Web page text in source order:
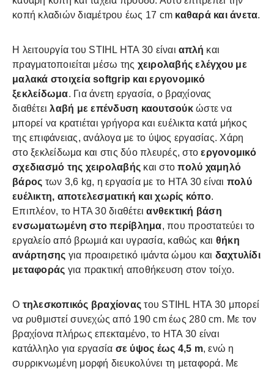
κοπή κλαδιών διαμέτρου έως 17 cm καθαρά και άνετα.
Η λειτουργία του STIHL HTA 30 είναι απλή και
πραγματοποιείται μέσω της χειρολαβής ελέγχου με
μαλακά στοιχεία softgrip και εργονομικό
ξεκλείδωμα. Για άνετη εργασία, ο βραχίονας
διαθέτει λαβή με επένδυση καουτσούκ ώστε να
μπορεί να κρατιέται γρήγορα και ευέλικτα κατά μήκος
της επιφάνειας, ανάλογα με το ύψος εργασίας. Χάρη
στο ξεκλείδωμα και στις δύο πλευρές, στο εργονομικό
σχεδιασμό της χειρολαβής και στο πολύ χαμηλό
βάρος των 3,6 kg, η εργασία με το HTA 30 είναι πολύ
ευέλικτη, αποτελεσματική και χωρίς κόπο.
Επιπλέον, το HTA 30 διαθέτει ανθεκτική βάση
ενσωματωμένη στο περίβλημα, που προστατεύει το
εργαλείο από βρωμιά και υγρασία, καθώς και θήκη
ανάρτησης για προαιρετικό ιμάντα ώμου και δαχτυλίδι
μεταφοράς για πρακτική αποθήκευση στον τοίχο.
Ο τηλεσκοπικός βραχίονας του STIHL HTA 30 μπορεί
να ρυθμιστεί συνεχώς από 190 cm έως 280 cm. Με τον
βραχίονα πλήρως επεκταμένο, το HTA 30 είναι
κατάλληλο για εργασία σε ύψος έως 4,5 m, ενώ η
συρρικνωμένη μορφή διευκολύνει τη μεταφορά. Με